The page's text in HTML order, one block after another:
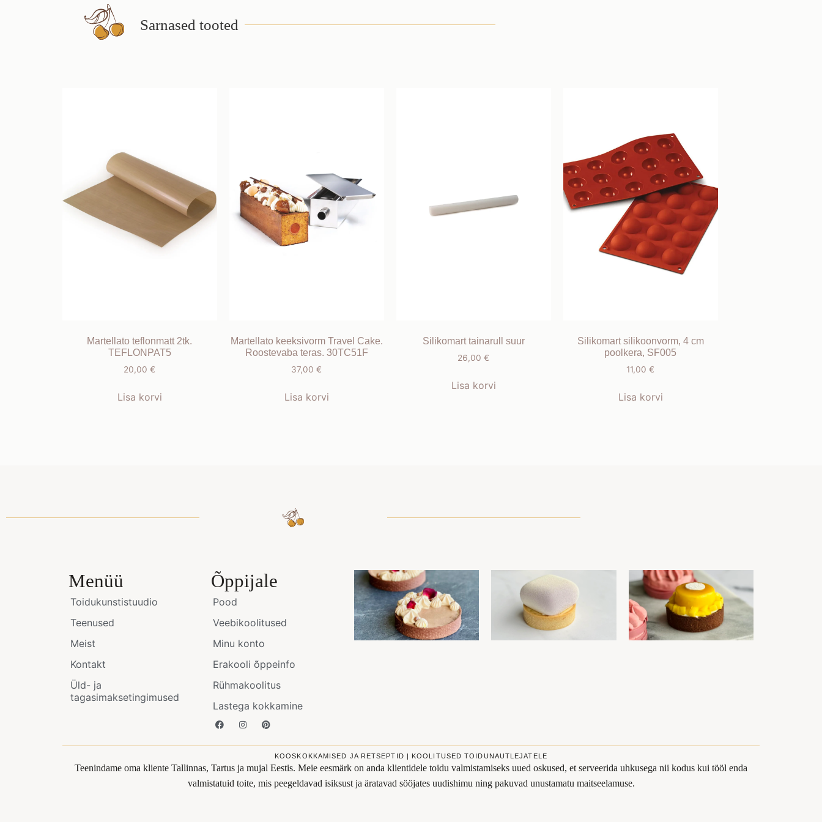
Sarnased tooted
Martellato teflonmatt 2tk.
TEFLONPAT5
20,00€
Lisa korvi
Martellato keeksivorm Travel Cake.
Roostevaba teras. 30TC51F
37,00€
Lisa korvi
Silikomart tainarull suur
26,00€
Lisa korvi
Silikomart silikoonvorm, 4 cm
poolkera, SF005
11,00€
Lisa korvi
Menüü
Toidukunstistuudio
Teenused
Meist
Kontakt
Üld- ja
tagasimaksetingimused
Õppijale
Pood
Veebikoolitused
Minu konto
Erakooli õppeinfo
Rühmakoolitus
Lastega kokkamine
KOOSKOKKAMISED JA RETSEPTID | KOOLITUSED TOIDUNAUTLEJATELE
Teenindame oma kliente Tallinnas, Tartus ja mujal Eestis. Meie eesmärk on anda klientidele toidu valmistamiseks uued oskused, et serveerida uhkusega nii kodus kui tööl enda
valmistatuid toite, mis peegeldavad isiksust ja äratavad sööjates uudishimu ning pakuvad unustamatu maitseelamuse.